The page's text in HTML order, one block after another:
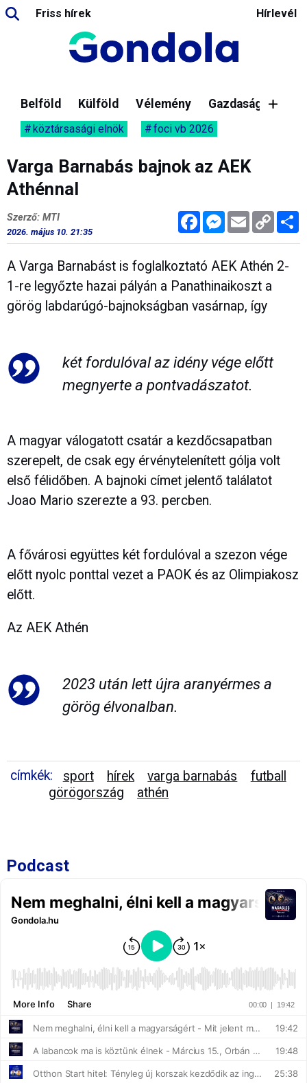
Friss hírek Hírlevél
Belföld Külföld Vélemény Gazdaság
köztársasági elnök foci vb 2026
Varga Barnabás bajnok az AEK
Athénnal
FacebookMessenger
Email Copy
Link
Szerző: MTI
2026. május 10. 21:35
A Varga Barnabást is foglalkoztató AEK Athén 2-
1-re legyőzte hazai pályán a Panathinaikoszt a
görög labdarúgó-bajnokságban vasárnap, így
két fordulóval az idény vége előtt
megnyerte a pontvadászatot.
A magyar válogatott csatár a kezdőcsapatban
szerepelt, de csak egy érvénytelenített gólja volt
első félidőben. A bajnoki címet jelentő találatot
Joao Mario szerezte a 93. percben.
A fővárosi együttes két fordulóval a szezon vége
előtt nyolc ponttal vezet a PAOK és az Olimpiakosz
előtt.
Az AEK Athén
2023 után lett újra aranyérmes a
görög élvonalban.
címkék: sport hírek varga barnabás
futball
görögország
athén
Podcast